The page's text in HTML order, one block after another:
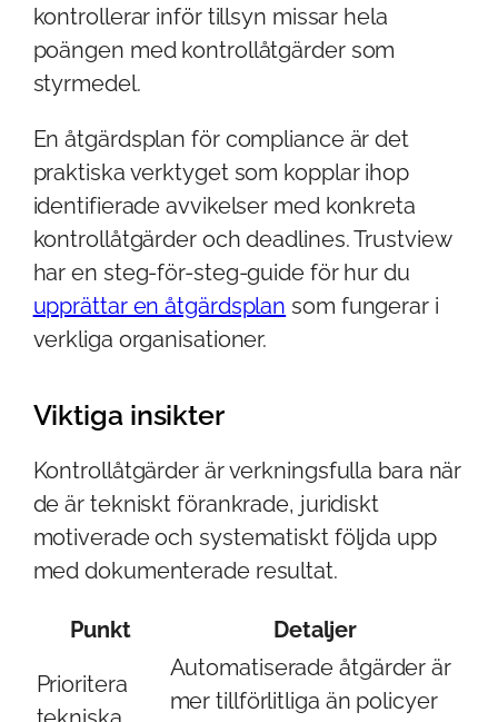
kontrollerar inför tillsyn missar hela
poängen med kontrollåtgärder som
styrmedel.
En åtgärdsplan för compliance är det
praktiska verktyget som kopplar ihop
identifierade avvikelser med konkreta
kontrollåtgärder och deadlines. Trustview
har en steg-för-steg-guide för hur du
upprättar en åtgärdsplan som fungerar i
verkliga organisationer.
Viktiga insikter
Kontrollåtgärder är verkningsfulla bara när
de är tekniskt förankrade, juridiskt
motiverade och systematiskt följda upp
med dokumenterade resultat.
Punkt Detaljer
Prioritera
Automatiserade åtgärder är
mer tillförlitliga än policyer